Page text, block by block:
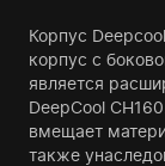
Корпус
корпус с
является
DeepCool
вмещает
также